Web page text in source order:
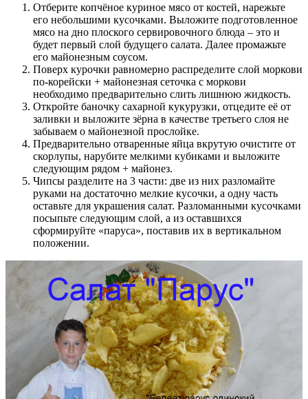
Отберите копчёное куриное мясо от костей, нарежьте
его небольшими кусочками. Выложите подготовленное
мясо на дно плоского сервировочного блюда – это и
будет первый слой будущего салата. Далее промажьте
его майонезным соусом.
Поверх курочки равномерно распределите слой моркови
по-корейски + майонезная сеточка с моркови
необходимо предварительно слить лишнюю жидкость.
Откройте баночку сахарной кукурузки, отцедите её от
заливки и выложите зёрна в качестве третьего слоя не
забываем о майонезной прослойке.
Предварительно отваренные яйца вкрутую очистите от
скорлупы, нарубите мелкими кубиками и выложите
следующим рядом + майонез.
Чипсы разделите на 3 части: две из них разломайте
руками на достаточно мелкие кусочки, а одну часть
оставьте для украшения салат. Разломанными кусочками
посыпьте следующим слой, а из оставшихся
сформируйте «паруса», поставив их в вертикальном
положении.